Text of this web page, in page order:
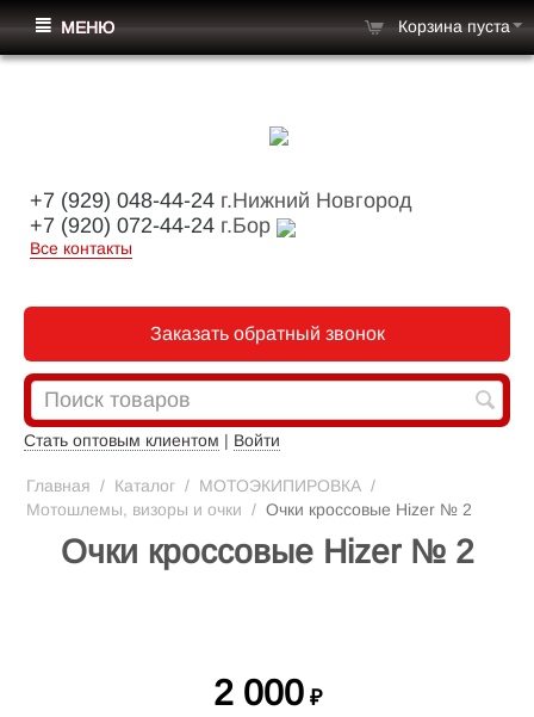
+7 (929) 048-44-24 г.Нижний Новгород
+7 (920) 072-44-24 г.Бор
Все контакты
Заказать обратный звонок
Стать оптовым клиентом | Войти
МЕНЮ Корзина пуста
Главная / Каталог / МОТОЭКИПИРОВКА /
Мотошлемы, визоры и очки / Очки кроссовые Hizer № 2
Очки кроссовые Hizer № 2
2 000 ₽